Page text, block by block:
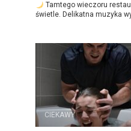
Tamtego wieczoru
świetle. Delikatna muzyka
CIEKAWY